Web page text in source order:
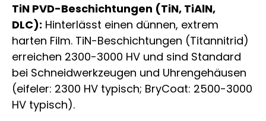
TiN PVD-Beschichtungen (TiN, TiAlN,
DLC): Hinterlässt einen dünnen, extrem
harten Film. TiN-Beschichtungen (Titannitrid)
erreichen 2300-3000 HV und sind Standard
bei Schneidwerkzeugen und Uhrengehäusen
(eifeler: 2300 HV typisch; BryCoat: 2500-3000
HV typisch).